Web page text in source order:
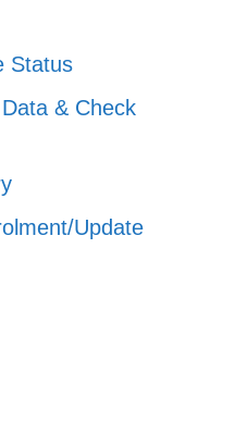
Status
& Check
Update